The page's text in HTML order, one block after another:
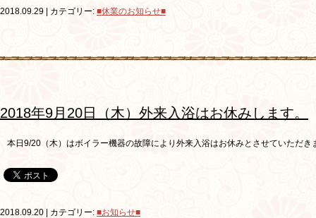
2018.09.29 | カテゴリー: ■休業のお知らせ■
2018年9月20日（木）外来入浴はお休みします。
本日9/20（木）はボイラー機器の故障により外来入浴はお休みとさせていただき
2018.09.20 | カテゴリー: ■お知らせ■